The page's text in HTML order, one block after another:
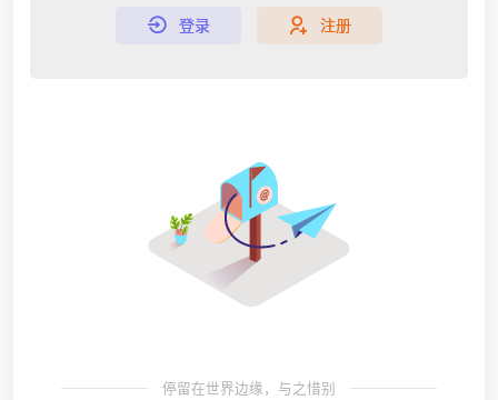
登录 注册
停留在世界边缘，与之惜别